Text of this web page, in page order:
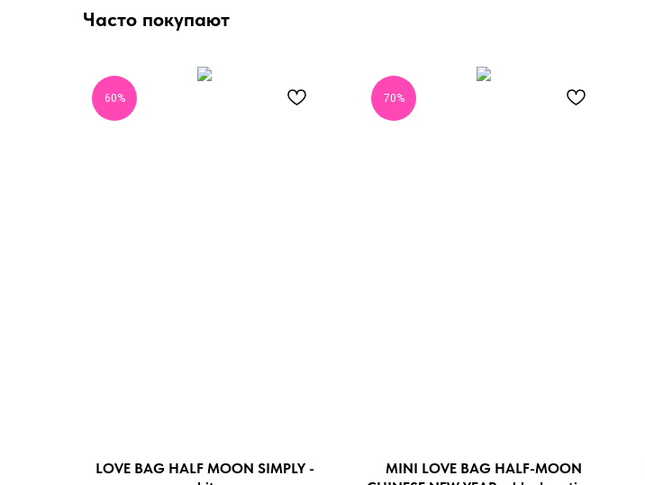
Часто покупают
60%
LOVE BAG HALF MOON SIMPLY -
70%
MINI LOVE BAG HALF-MOON